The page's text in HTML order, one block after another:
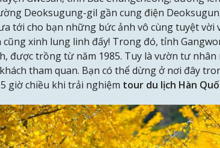
Deoksugung-gil gần cung điện
tới cho bạn những bức ảnh vô cùng tuyệt vời
cũng xinh lung linh đấy! Trong đó, tỉnh
được trồng từ năm 1985. Tuy là vườn tư
tham quan. Bạn có thể dừng ở nơi đây
giờ chiều khi trải nghiệm tour du lịch Hàn